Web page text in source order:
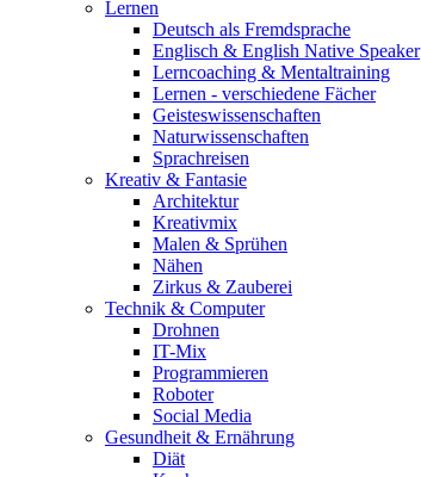
Lernen
Deutsch als Fremdsprache
Englisch & English Native Speaker
Lerncoaching & Mentaltraining
Lernen - verschiedene Fächer
Geisteswissenschaften
Naturwissenschaften
Sprachreisen
Kreativ & Fantasie
Architektur
Kreativmix
Malen & Sprühen
Nähen
Zirkus & Zauberei
Technik & Computer
Drohnen
IT-Mix
Programmieren
Roboter
Social Media
Gesundheit & Ernährung
Diät